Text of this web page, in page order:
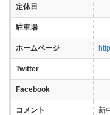
定休日
駐車場
ホームページ
Twitter
Facebook
コメント
新